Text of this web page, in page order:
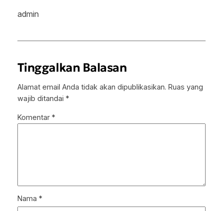
admin
Tinggalkan Balasan
Alamat email Anda tidak akan dipublikasikan. Ruas yang
wajib ditandai *
Komentar *
Nama *